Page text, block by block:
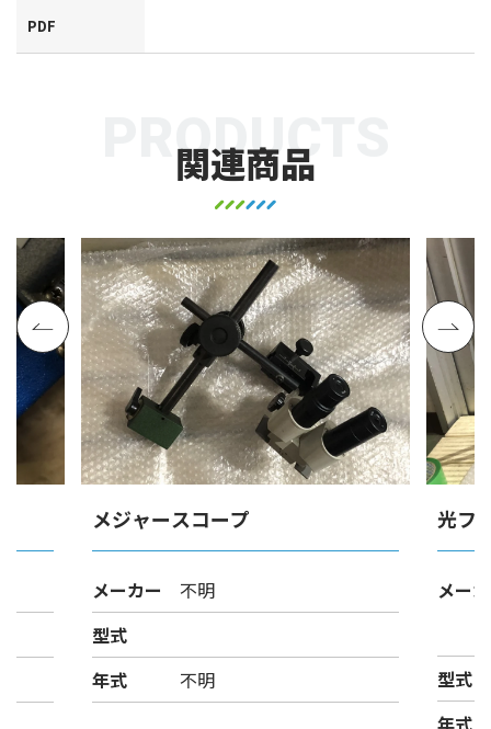
PDF
関連商品
PRODUCTS
メジャースコープ
メーカー
不明
型式
年式
不明
光フ
メー
型式
年式